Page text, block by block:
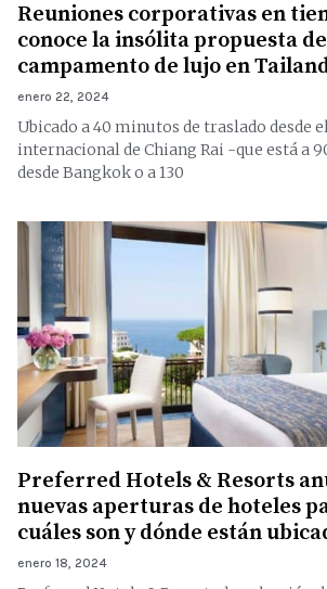
Reuniones corporativas en
conoce la insólita propuesta
campamento de lujo en
enero 22, 2024
Ubicado a 40 minutos de traslado desde
internacional de Chiang Rai -que está a
desde Bangkok o a 130
Preferred Hotels & Resorts
nuevas aperturas de hoteles
cuáles son y dónde están
enero 18, 2024